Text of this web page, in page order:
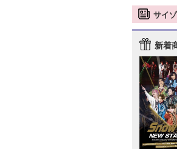
サイ
新着